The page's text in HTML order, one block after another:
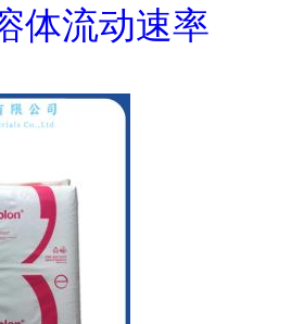
体流动速率